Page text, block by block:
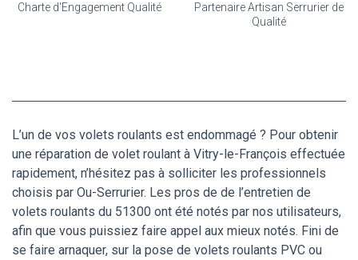
Charte d'Engagement Qualité
Partenaire Artisan Serrurier de
Qualité
L’un de vos volets roulants est endommagé ? Pour obtenir
une réparation de volet roulant à Vitry-le-François effectuée
rapidement, n’hésitez pas à solliciter les professionnels
choisis par Ou-Serrurier. Les pros de de l’entretien de
volets roulants du 51300 ont été notés par nos utilisateurs,
afin que vous puissiez faire appel aux mieux notés. Fini de
se faire arnaquer, sur la pose de volets roulants PVC ou